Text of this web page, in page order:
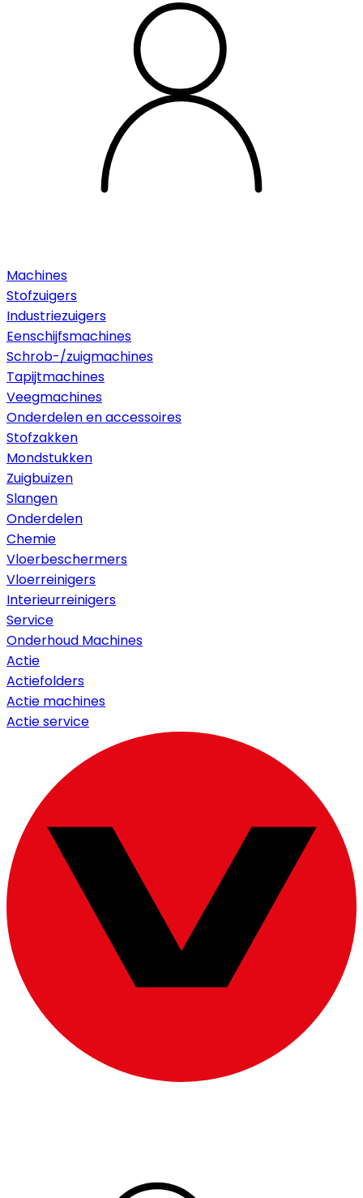
Machines
Stofzuigers
Industriezuigers
Eenschijfsmachines
Schrob-/zuigmachines
Tapijtmachines
Veegmachines
Onderdelen en accessoires
Stofzakken
Mondstukken
Zuigbuizen
Slangen
Onderdelen
Chemie
Vloerbeschermers
Vloerreinigers
Interieurreinigers
Service
Onderhoud Machines
Actie
Actiefolders
Actie machines
Actie service